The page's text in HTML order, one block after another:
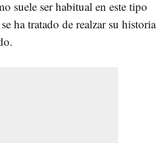
suele ser habitual en este tipo
ha tratado de realzar su historia